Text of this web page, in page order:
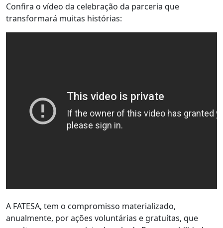
Confira o vídeo da celebração da parceria que
transformará muitas histórias:
A FATESA, tem o compromisso materializado,
anualmente, por ações voluntárias e gratuítas, que